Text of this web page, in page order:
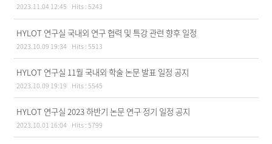
2023.11.04 12:45 Hits : 5243
HYLOT 연구실 국내외 연구 협력 및 특강 관련 향후 일정
2023.10.09 19:34 Hits : 5513
HYLOT 연구실 11월 국내외 학술 논문 발표 일정 공지
2023.10.09 19:19 Hits : 5545
HYLOT 연구실 2023 하반기 논문 연구 정기 일정 공지
2023.10.01 16:04 Hits : 5799